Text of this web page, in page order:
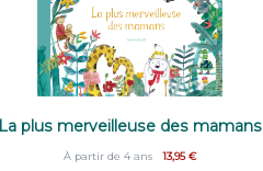
La plus merveilleuse des mamans
À partir de 4 ans 13,95 €